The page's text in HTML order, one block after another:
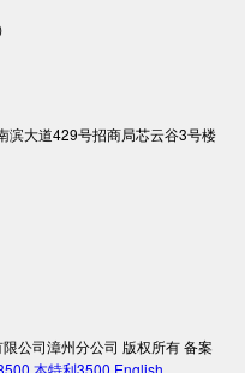
滨大道429号招商局芯云谷3号楼
公司漳州分公司 版权所有 备案